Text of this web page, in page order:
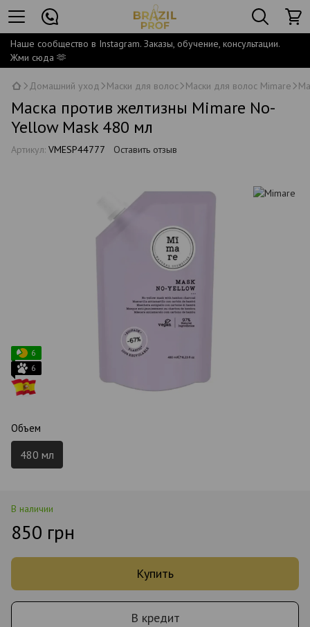
Наше сообщество в Instagram. Заказы, обучение, консультации.
Жми сюда 🫶
Домашний уход Маски для волос Маски для волос Mimare
Маска против желтизны Mimare No-
Yellow Mask 480 мл
Артикул: VMESP44777 Оставить отзыв
6
6
Объем
480 мл
В наличии
850 грн
Купить
В кредит